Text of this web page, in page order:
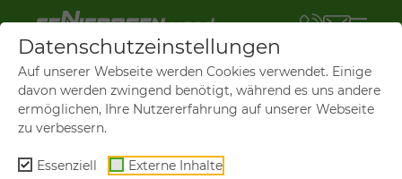
Datenschutzeinstellungen
Auf unserer Webseite werden Cookies verwendet. Einige
davon werden zwingend benötigt, während es uns andere
ermöglichen, Ihre Nutzererfahrung auf unserer Webseite
zu verbessern.
Essenziell Externe Inhalte